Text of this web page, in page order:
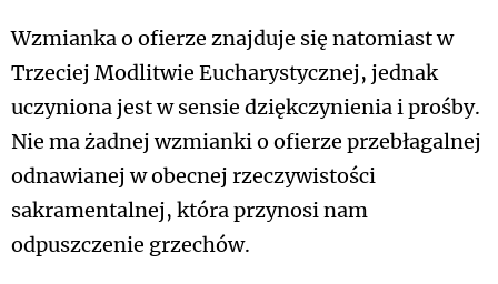
Wzmianka o ofierze znajduje się natomiast w
Trzeciej Modlitwie Eucharystycznej, jednak
uczyniona jest w sensie dziękczynienia i prośby.
Nie ma żadnej wzmianki o ofierze przebłagalnej
odnawianej w obecnej rzeczywistości
sakramentalnej, która przynosi nam
odpuszczenie grzechów.